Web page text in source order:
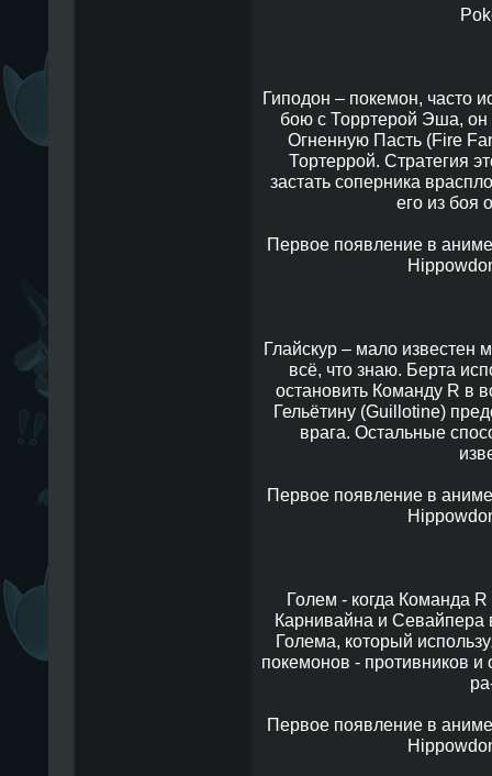
Гиподон – покемон, часто
бою с Торртерой Эша, он
Огненную Пасть (Fire
Тортеррой. Стратегия
застать соперника
его из боя
Первое появление в
Глайскур – мало известен
всё, что знаю. Берта
остановить Команду R в
Гельётину (Guillotine)
врага. Остальные
Первое появление в
Голем - когда Команда
Карнивайна и Севайпера
Голема, который
покемонов - противников и
Первое появление в